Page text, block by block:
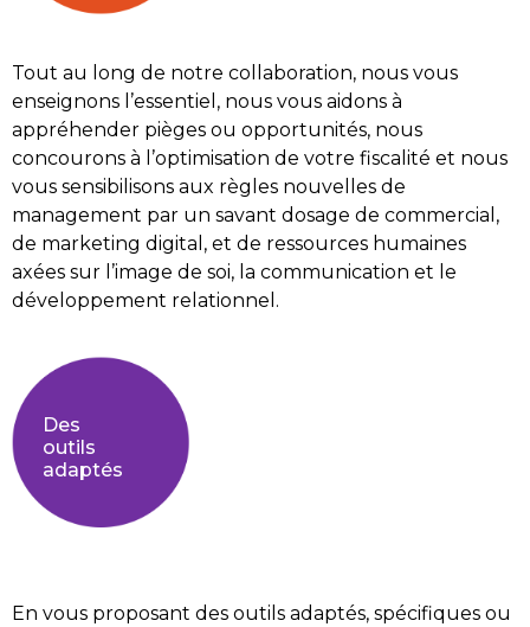
Tout au long de notre collaboration, nous vous
enseignons l’essentiel, nous vous aidons à
appréhender pièges ou opportunités, nous
concourons à l’optimisation de votre fiscalité et nous
vous sensibilisons aux règles nouvelles de
management par un savant dosage de commercial,
de marketing digital, et de ressources humaines
axées sur l’image de soi, la communication et le
développement relationnel.
Des
outils
adaptés
En vous proposant des outils adaptés, spécifiques ou